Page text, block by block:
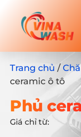
Trang chủ /
ceramic ô tô
Phủ
Giá chỉ từ: